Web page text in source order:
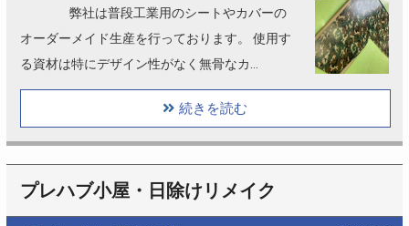
弊社は普段工業用のシートやカバーの
オーダーメイド生産を行っております。 使用す
る資材は特にデザイン性がなく無骨なカ…
続きを読む
プレハブ小屋・日除けリメイク